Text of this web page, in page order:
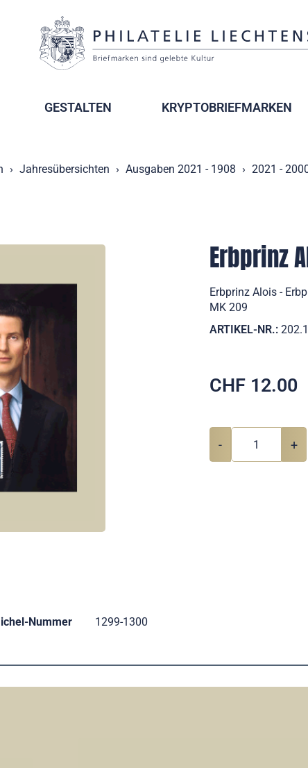
GESTALTEN KRYPTOBRIEFMARKEN
Jahresübersichten Ausgaben 2021 - 1908 2021 -
Erbprinz
Erbprinz Alois -
MK 209
ARTIKEL-NR.:
CHF 12.00
- +
Nummer 1299-1300